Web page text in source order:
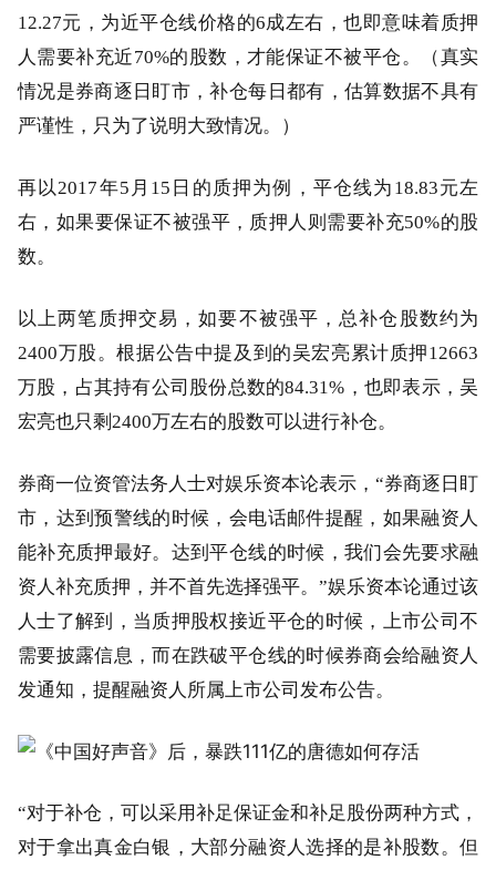
12.27元，为近平仓线价格的6成左右，也即意味着质押
人需要补充近70%的股数，才能保证不被平仓。（真实
情况是券商逐日盯市，补仓每日都有，估算数据不具有
严谨性，只为了说明大致情况。）
再以2017年5月15日的质押为例，平仓线为18.83元左
右，如果要保证不被强平，质押人则需要补充50%的股
数。
以上两笔质押交易，如要不被强平，总补仓股数约为
2400万股。根据公告中提及到的吴宏亮累计质押12663
万股，占其持有公司股份总数的84.31%，也即表示，吴
宏亮也只剩2400万左右的股数可以进行补仓。
券商一位资管法务人士对娱乐资本论表示，“券商逐日盯
市，达到预警线的时候，会电话邮件提醒，如果融资人
能补充质押最好。达到平仓线的时候，我们会先要求融
资人补充质押，并不首先选择强平。”娱乐资本论通过该
人士了解到，当质押股权接近平仓的时候，上市公司不
需要披露信息，而在跌破平仓线的时候券商会给融资人
发通知，提醒融资人所属上市公司发布公告。
“对于补仓，可以采用补足保证金和补足股份两种方式，
对于拿出真金白银，大部分融资人选择的是补股数。但